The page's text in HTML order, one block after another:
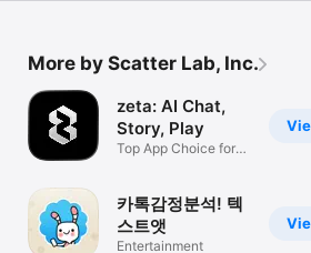
[접근 권한 안내]
없음
• 선택 접근 권한
- 카메라: 프로필 설정을 위해 사용합니다.
* 선택 접근권한은 동의하지 않아도 앱을 사
More by Scatter Lab, Inc.
zeta: AI Chat,
Story, Play
Top App Choice for
카톡감정분석! 텍
스트앳
Entertainment